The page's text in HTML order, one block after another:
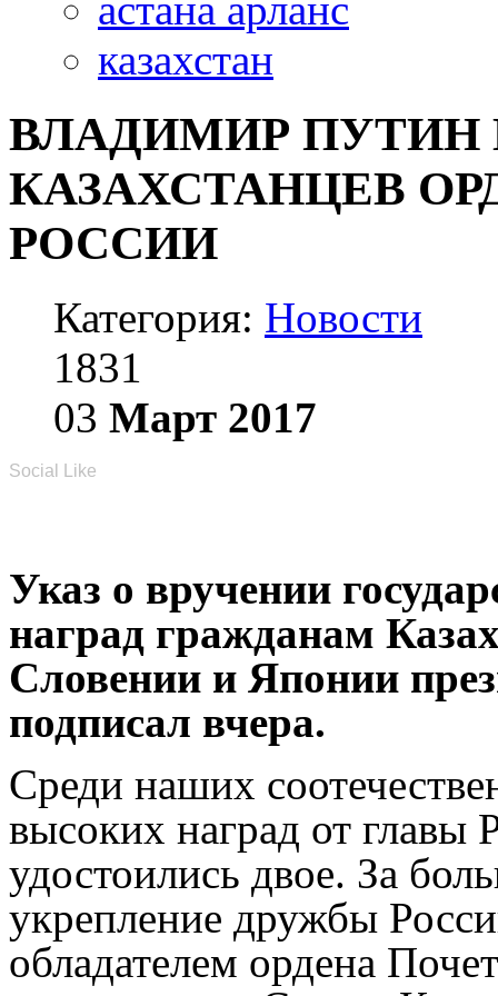
астана арланс
казахстан
ВЛАДИМИР ПУТИН
КАЗАХСТАНЦЕВ
РОССИИ
Категория: Новости
1831
03 Март 2017
Social Like
Указ о вручении
наград гражданам
Словении и Японии
подписал вчера.
Среди наших
высоких наград от главы
удостоились двое. За
укрепление дружбы
обладателем ордена